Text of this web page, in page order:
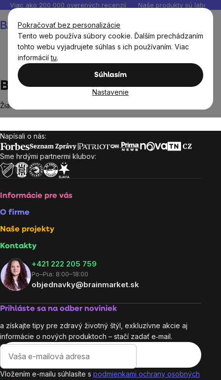
Pokračovať bez personalizácie
Tento web používa súbory cookie. Ďalším prechádzaním
tohto webu vyjadrujete súhlas s ich používaním. Viac
informáciítu.
Súhlasím
Nastavenie
Prejsť
obsah
Viac ako 200 000 overených recenzií Naše produkty sú
košík
BIOLOGICA
BIOLOGICA
Žiadne produkty značky
Zápätie
Napísali o nás:
Sme hrdými partnermi klubov:
Informácie pre vás
O firme
Naše projekty
Kontakty
+421 222 205 759
Po–Pia: 8:00–18:00
objednavky@brainmarket.sk
Prihláste sa na odber noviniek
a získajte tipy pre zdravý životný štýl, exkluzívne akcie aj
informácie o nových produktoch – stačí zadať e‑mail.
Vložením e-mailu súhlasíte s podmienkami ochrany osobných